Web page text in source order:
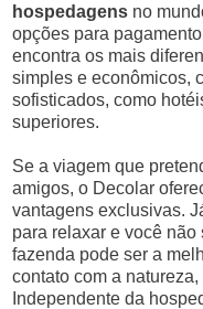
hospedagens no
opções para
encontra os mais
simples e econômicos,
sofisticados, como
superiores.
Se a viagem que
amigos, o Decolar
vantagens exclusivas.
para relaxar e você não
fazenda pode ser a
contato com a
Independente da